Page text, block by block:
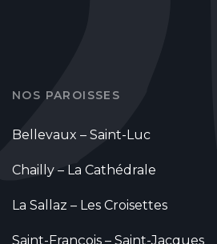
NOS PAROISSES
Bellevaux – Saint-Luc
Chailly – La Cathédrale
La Sallaz – Les Croisettes
Saint-François – Saint-Jacques